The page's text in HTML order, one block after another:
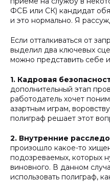
ФСБ или СК) кандидат
и это нормально. Я
Если отталкиваться от
выделил два ключевых
можно представить себе
1. Кадровая
дополнительный этап
работодатель хочет
азартным играм,
полиграф решает этот
2. Внутренние
произошло какое-то
подозреваемых, которых
виновного. В данном
использовать полиграф,